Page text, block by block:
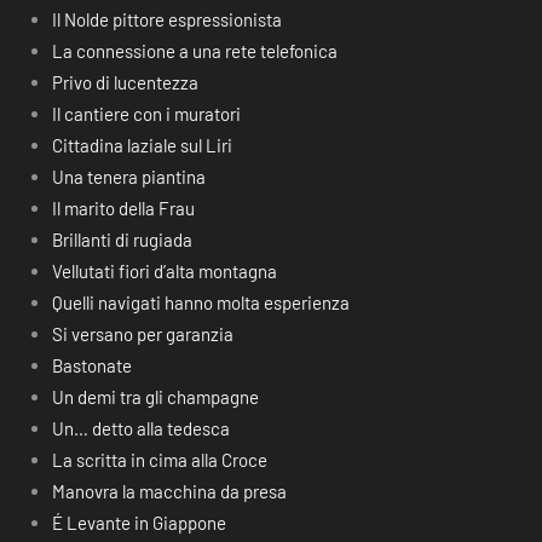
Il Nolde pittore espressionista
La connessione a una rete telefonica
Privo di lucentezza
Il cantiere con i muratori
Cittadina laziale sul Liri
Una tenera piantina
Il marito della Frau
Brillanti di rugiada
Vellutati fiori d’alta montagna
Quelli navigati hanno molta esperienza
Si versano per garanzia
Bastonate
Un demi tra gli champagne
Un… detto alla tedesca
La scritta in cima alla Croce
Manovra la macchina da presa
É Levante in Giappone